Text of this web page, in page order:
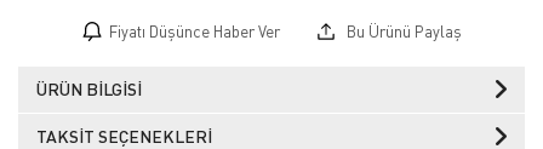
Fiyatı Düşünce Haber Ver Bu Ürünü Paylaş
ÜRÜN BILGISI
TAKSIT SEÇENEKLERI